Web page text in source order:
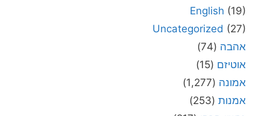
English (19)
Uncategorized (27)
אהבה (74)
אוטיזם (15)
אמונה (1,277)
אמנות (253)